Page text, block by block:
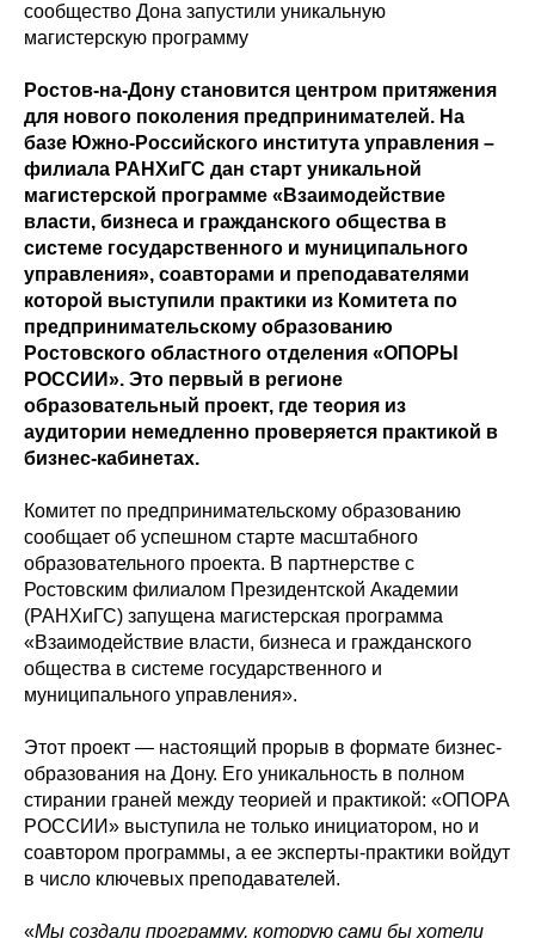
сообщество Дона запустили уникальную
магистерскую программу
Ростов-на-Дону становится центром притяжения
для нового поколения предпринимателей. На
базе Южно-Российского института управления –
филиала РАНХиГС дан старт уникальной
магистерской программе «Взаимодействие
власти, бизнеса и гражданского общества в
системе государственного и муниципального
управления», соавторами и преподавателями
которой выступили практики из Комитета по
предпринимательскому образованию
Ростовского областного отделения «ОПОРЫ
РОССИИ». Это первый в регионе
образовательный проект, где теория из
аудитории немедленно проверяется практикой в
бизнес-кабинетах.
Комитет по предпринимательскому образованию
сообщает об успешном старте масштабного
образовательного проекта. В партнерстве с
Ростовским филиалом Президентской Академии
(РАНХиГС) запущена магистерская программа
«Взаимодействие власти, бизнеса и гражданского
общества в системе государственного и
муниципального управления».
Этот проект — настоящий прорыв в формате бизнес-
образования на Дону. Его уникальность в полном
стирании граней между теорией и практикой: «ОПОРА
РОССИИ» выступила не только инициатором, но и
соавтором программы, а ее эксперты-практики войдут
в число ключевых преподавателей.
«Мы создали программу, которую сами бы хотели